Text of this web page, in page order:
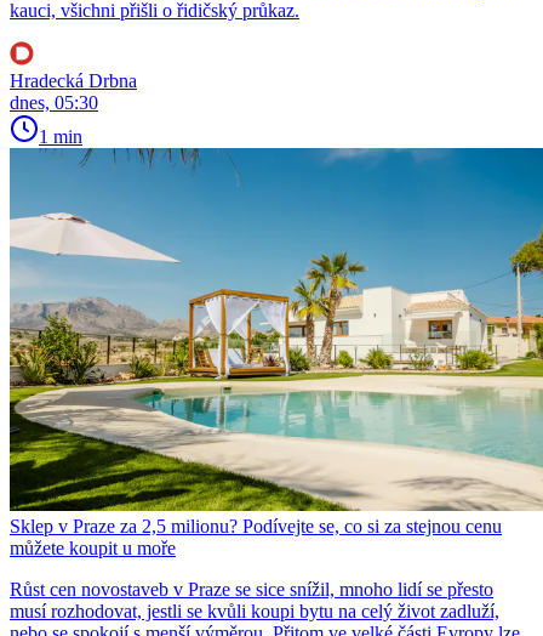
kauci, všichni přišli o řidičský průkaz.
Hradecká Drbna
dnes, 05:30
1 min
Sklep v Praze za 2,5 milionu? Podívejte se, co si za stejnou cenu
můžete koupit u moře
Růst cen novostaveb v Praze se sice snížil, mnoho lidí se přesto
musí rozhodovat, jestli se kvůli koupi bytu na celý život zadluží,